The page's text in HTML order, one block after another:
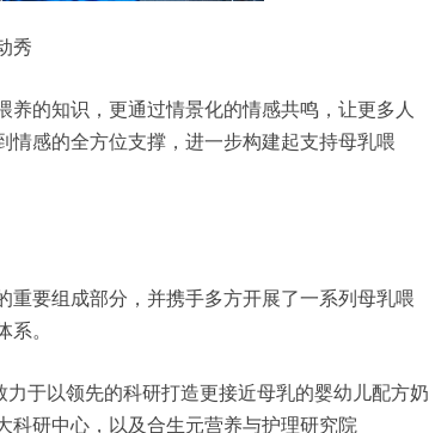
秀
的知识，更通过情景化的情感共鸣，让更多人
感的全方位支撑，进一步构建起支持母乳喂
要组成部分，并携手多方开展了一系列母乳喂
。
于以领先的科研打造更接近母乳的婴幼儿配方奶
科研中心，以及合生元营养与护理研究院